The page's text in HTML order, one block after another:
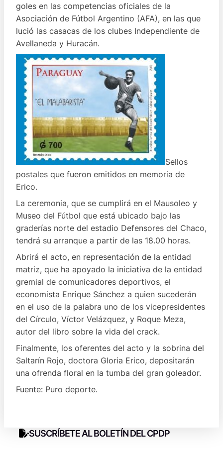
goles en las competencias oficiales de la
Asociación de Fútbol Argentino (AFA), en las que
lució las casacas de los clubes Independiente de
Avellaneda y Huracán.
Sellos
postales que fueron emitidos en memoria de
Erico.
La ceremonia, que se cumplirá en el Mausoleo y
Museo del Fútbol que está ubicado bajo las
graderías norte del estadio Defensores del Chaco,
tendrá su arranque a partir de las 18.00 horas.
Abrirá el acto, en representación de la entidad
matriz, que ha apoyado la iniciativa de la entidad
gremial de comunicadores deportivos, el
economista Enrique Sánchez a quien sucederán
en el uso de la palabra uno de los vicepresidentes
del Círculo, Víctor Velázquez, y Roque Meza,
autor del libro sobre la vida del crack.
Finalmente, los oferentes del acto y la sobrina del
Saltarín Rojo, doctora Gloria Erico, depositarán
una ofrenda floral en la tumba del gran goleador.
Fuente: Puro deporte.
SUSCRÍBETE AL BOLETÍN DEL CPDP